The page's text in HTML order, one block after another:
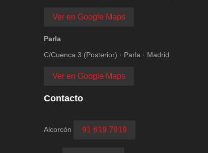
Ver en Google Maps
Parla
C/Cuenca 3 (Posterior) · Parla · Madrid
Ver en Google Maps
Contacto
Alcorcón 91 619 7919